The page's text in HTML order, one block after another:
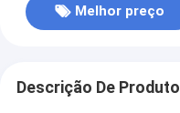
Melhor preço
Descrição De Produto